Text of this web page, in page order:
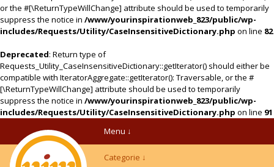
or the #[\ReturnTypeWillChange] attribute should be used to temporarily
suppress the notice in /www/yourinspirationweb_823/public/wp-
includes/Requests/Utility/CaseInsensitiveDictionary.php on line 82
Deprecated: Return type of
Requests_Utility_CaseInsensitiveDictionary::getIterator() should either be
compatible with IteratorAggregate::getIterator(): Traversable, or the #
[\ReturnTypeWillChange] attribute should be used to temporarily
suppress the notice in /www/yourinspirationweb_823/public/wp-
includes/Requests/Utility/CaseInsensitiveDictionary.php on line 91
Menu ↓
Categorie ↓